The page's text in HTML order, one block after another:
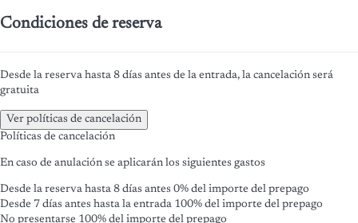
Condiciones de reserva
Desde la reserva hasta 8 días antes de la entrada, la cancelación será
gratuita
Ver políticas de cancelación
Políticas de cancelación
En caso de anulación se aplicarán los siguientes gastos
Desde la reserva hasta 8 días antes 0% del importe del prepago
Desde 7 días antes hasta la entrada 100% del importe del prepago
No presentarse 100% del importe del prepago